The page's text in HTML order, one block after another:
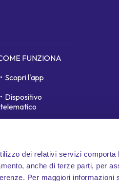
dei relativi servizi
anche di terze parti, per
Per maggiori
FUNZIONA
Scopri l'app
Dispositivo
telematico
Documenti
contrattuali